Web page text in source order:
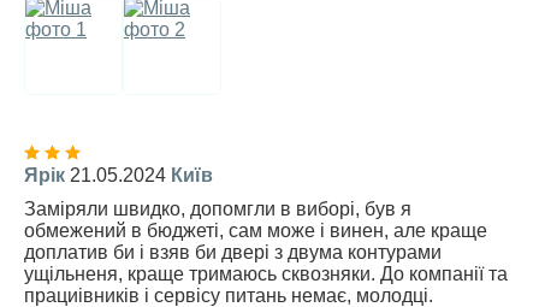
Ярік 21.05.2024 Київ
Заміряли швидко, допомгли в виборі, був я
обмежений в бюджеті, сам може і винен, але краще
доплатив би і взяв би двері з двума контурами
ущільненя, краще тримаюсь сквозняки. До компанії та
прациівників і сервісу питань немає, молодці.